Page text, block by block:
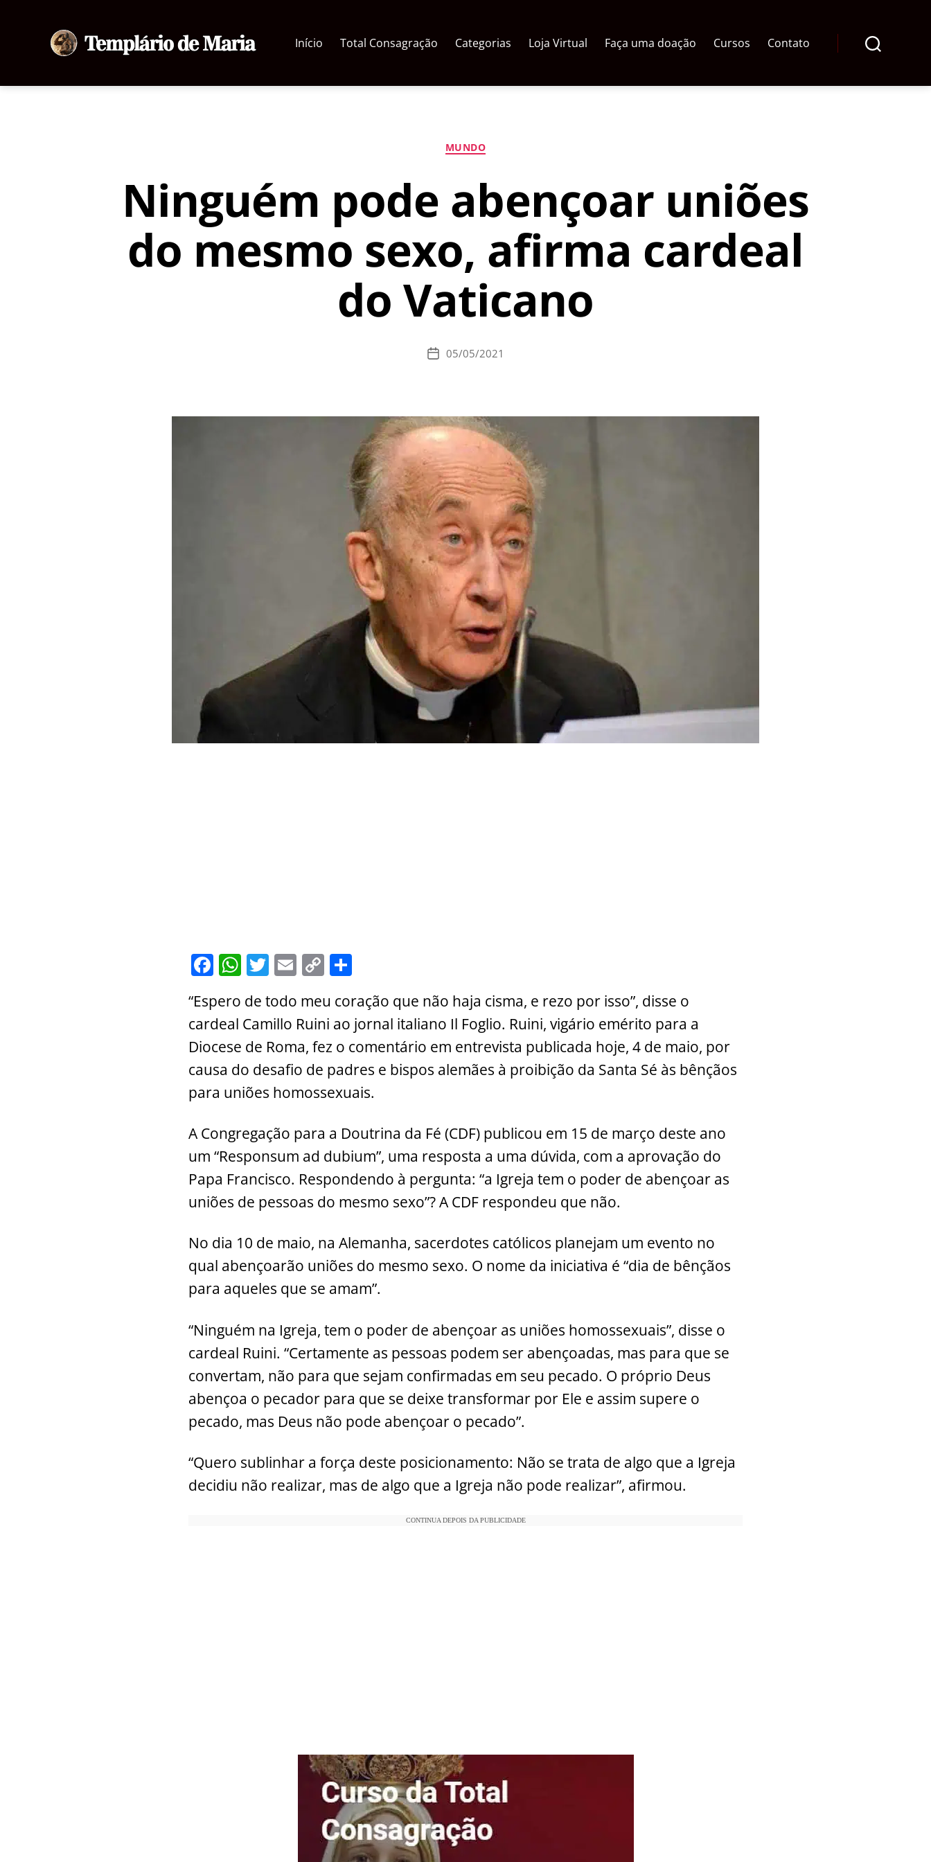
de
Início Total Consagração Categorias Loja Virtual Faça uma doação Cursos Contato
Categorias
MUNDO
Ninguém pode abençoar uniões
do mesmo sexo, afirma cardeal
do Vaticano
Data05/05/2021
F
c
e
b
o
o
W
at
s
A
p
p
T
itt
er
E
ai
l
C
p
y
Li
n
k
ar
e
“Espero de todo meu coração que não haja cisma, e rezo por isso”, disse o
cardeal Camillo Ruini ao jornal italiano Il Foglio. Ruini, vigário emérito para a
Diocese de Roma, fez o comentário em entrevista publicada hoje, 4 de maio, por
causa do desafio de padres e bispos alemães à proibição da Santa Sé às bênçãos
para uniões homossexuais.
A Congregação para a Doutrina da Fé (CDF) publicou em 15 de março deste ano
um “Responsum ad dubium”, uma resposta a uma dúvida, com a aprovação do
Papa Francisco. Respondendo à pergunta: “a Igreja tem o poder de abençoar as
uniões de pessoas do mesmo sexo”? A CDF respondeu que não.
No dia 10 de maio, na Alemanha, sacerdotes católicos planejam um evento no
qual abençoarão uniões do mesmo sexo. O nome da iniciativa é “dia de bênçãos
para aqueles que se amam”.
“Ninguém na Igreja, tem o poder de abençoar as uniões homossexuais”, disse o
cardeal Ruini. “Certamente as pessoas podem ser abençoadas, mas para que se
convertam, não para que sejam confirmadas em seu pecado. O próprio Deus
abençoa o pecador para que se deixe transformar por Ele e assim supere o
pecado, mas Deus não pode abençoar o pecado”.
“Quero sublinhar a força deste posicionamento: Não se trata de algo que a Igreja
decidiu não realizar, mas de algo que a Igreja não pode realizar”, afirmou.
CONTINUA DEPOIS DA PUBLICIDADE